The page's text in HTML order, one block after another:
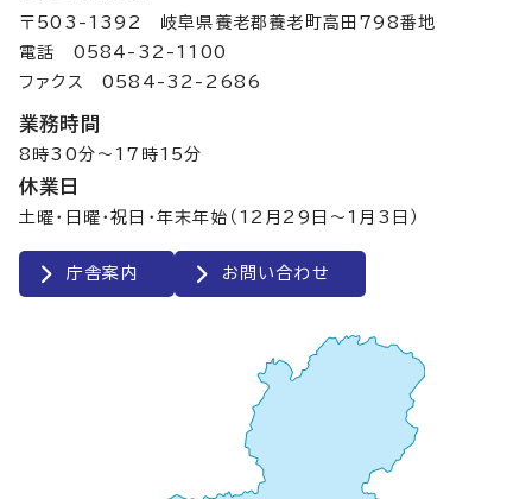
〒503-1392 岐阜県養老郡養老町高田798番地
電話 0584-32-1100
ファクス 0584-32-2686
業務時間
8時30分～17時15分
休業日
土曜・日曜・祝日・年末年始（12月29日～1月3日）
庁舎案内 お問い合わせ